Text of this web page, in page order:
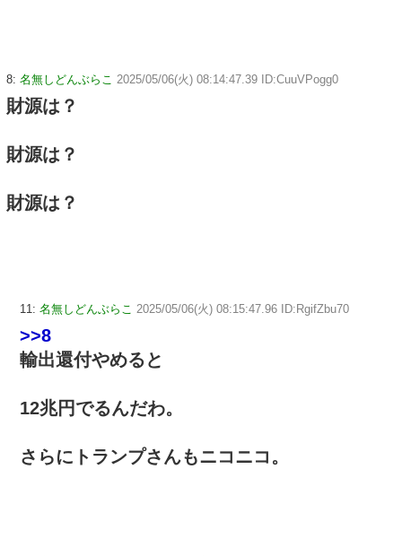
8: 名無しどんぶらこ 2025/05/06(火) 08:14:47.39 ID:CuuVPogg0
財源は？
財源は？
財源は？
11: 名無しどんぶらこ 2025/05/06(火) 08:15:47.96 ID:RgifZbu70
>>8
輸出還付やめると
12兆円でるんだわ。
さらにトランプさんもニコニコ。